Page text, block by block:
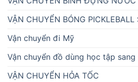
VẬN CHUYỂN BÓNG
Vận chuyển đi Mỹ
Vận chuyển đồ dùng học tập sang
VẬN CHUYỂN HỎA TỐC